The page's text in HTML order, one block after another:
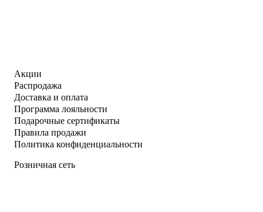
Акции
Распродажа
Доставка и оплата
Программа лояльности
Подарочные сертификаты
Правила продажи
Политика конфиденциальности
Розничная сеть